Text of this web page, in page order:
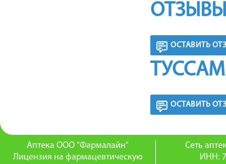
ОСТАВИТЬ
ОСТАВИТЬ
Аптека ООО "Фармалайн"
Лицензия на фармацевтическую
Сеть
ИНН: